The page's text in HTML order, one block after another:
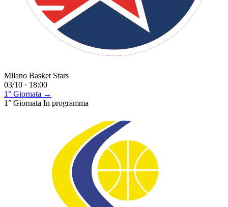
Milano Basket Stars
03/10 · 18:00
1° Giornata →
1° Giornata In programma